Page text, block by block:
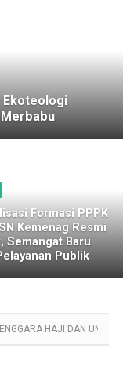
Ekoteologi
Formasi PPPK
Kemenag Resmi
Semangat Baru
Publik
HAJI DAN UMROH